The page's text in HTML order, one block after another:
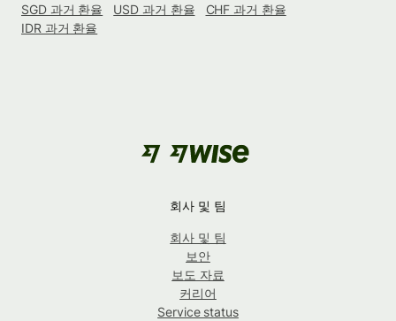
SGD 과거 환율
USD 과거 환율
CHF 과거 환율
IDR 과거 환율
회사 및 팀
회사 및 팀
보안
보도 자료
커리어
Service status